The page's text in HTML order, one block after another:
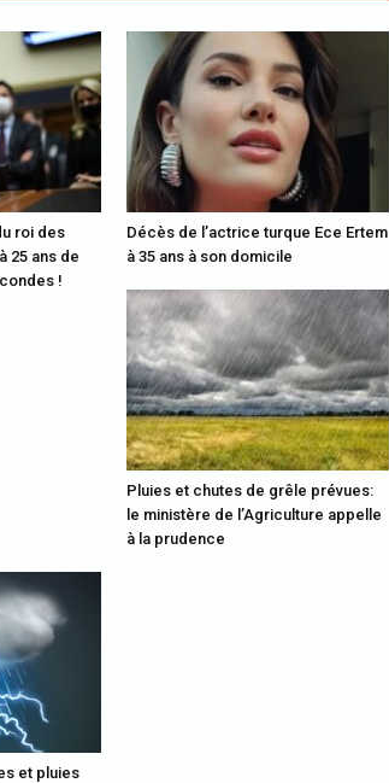
roi des
25 ans de
!
Décès de l’actrice turque Ece Ertem
à 35 ans à son domicile
Pluies et chutes de grêle prévues:
le ministère de l’Agriculture appelle
à la prudence
et pluies